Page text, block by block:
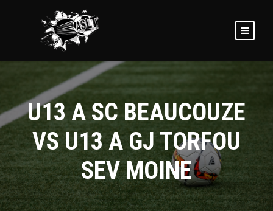
U13 A SC BEAUCOUZE
VS U13 A GJ TORFOU
SEV MOINE